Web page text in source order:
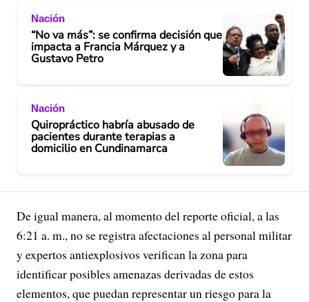
Nación
“No va más”: se confirma decisión que
impacta a Francia Márquez y a
Gustavo Petro
Nación
Quiropráctico habría abusado de
pacientes durante terapias a
domicilio en Cundinamarca
De igual manera, al momento del reporte oficial, a las
6:21 a. m., no se registra afectaciones al personal militar
y expertos antiexplosivos verifican la zona para
identificar posibles amenazas derivadas de estos
elementos, que puedan representar un riesgo para la